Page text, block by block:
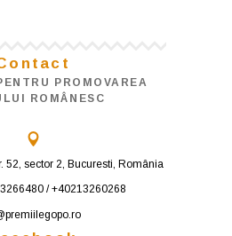
PROMOVAREA
ROMÂNESC
52, sector 2, Bucuresti, România
/ +40213260268